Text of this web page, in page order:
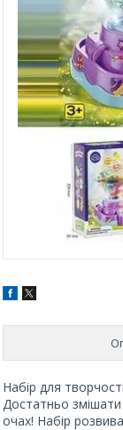
Набір для
Достатньо
очах! Набір